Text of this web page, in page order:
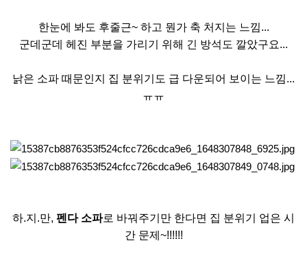
한눈에 봐도 후줄근~ 하고 뭔가 축 처지는 느낌...
군데군데 헤진 부분을 가리기 위해 긴 방석도 깔았구요...
낡은 소파 때문인지 집 분위기도 급 다운되어 보이는 느낌...
ㅠㅠ
하.지.만, 펜다 소파로 바꿔주기만 한다면 집 분위기 업은 시
간 문제~!!!!!!